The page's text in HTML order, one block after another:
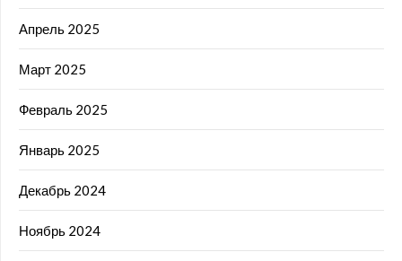
Апрель 2025
Март 2025
Февраль 2025
Январь 2025
Декабрь 2024
Ноябрь 2024